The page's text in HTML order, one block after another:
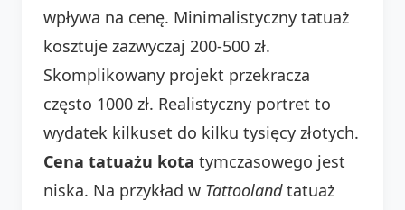
wpływa na cenę. Minimalistyczny tatuaż
kosztuje zazwyczaj 200-500 zł.
Skomplikowany projekt przekracza
często 1000 zł. Realistyczny portret to
wydatek kilkuset do kilku tysięcy złotych.
Cena tatuażu kota tymczasowego jest
niska. Na przykład w Tattoolandtatuaż